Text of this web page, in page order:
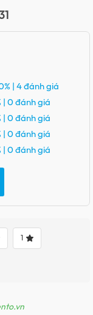
| 4 đánh giá
| 0 đánh giá
| 0 đánh giá
| 0 đánh giá
| 0 đánh giá
1